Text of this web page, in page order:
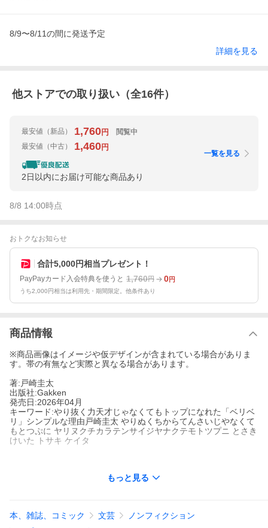
8/9〜8/11の間に発送予定
詳細を見る
他ストアでの取り扱い（全16件）
最安値 （新品） 1,760円
閲覧中
最安値 （中古） 1,460円
2日以内にお届け可能な商品あり
一覧を見る
8/8 14:00時点
おトクなお知らせ
合計5,000円相当プレゼント！
PayPayカード入会特典を使うと 1,760円 0円
うち2,000円相当は利用先・期間限定。他条件あり
商品情報
※商品画像はイメージや仮デザインが含まれている場合がありま
す。帯の有無など実際と異なる場合があります。
著:戸崎圭太
出版社:Gakken
発売日:2026年04月
キーワード:やり抜く力天才じゃなくてもトップになれた「ベリベ
リ」シンプルな理由戸崎圭太 やりぬくちからてんさいじやなくて
もとつぷに ヤリヌクチカラテンサイジヤナクテモトツプニ とさき
けいた トサキ ケイタ
東のトップジョッキー初の著書。まわり道も失敗も武器になる！
移籍、怪我、スランプ…。それでも、結果を出す考え方、行動、
もっと見る
本、雑誌、コミック 文芸
ノンフィクション